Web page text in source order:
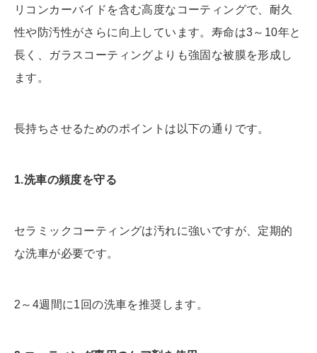
リコンカーバイドを含む高度なコーティングで、耐久
性や防汚性がさらに向上しています。寿命は3～10年と
長く、ガラスコーティングよりも強固な被膜を形成し
ます。
長持ちさせるためのポイントは以下の通りです。
1.洗車の頻度を守る
セラミックコーティングは汚れに強いですが、定期的
な洗車が必要です。
2～4週間に1回の洗車を推奨します。